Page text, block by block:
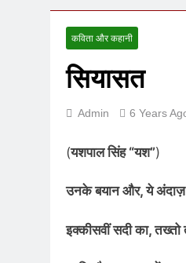
कविता और कहानी
सियासत
Admin 6 Years
(यशपाल सिंह “यश”)
उनके बयान और, ये अंदाज़
इक्कीसवीं सदी का, तख्तो